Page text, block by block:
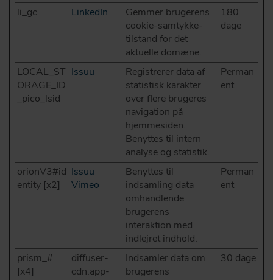
li_gc LinkedIn
Gemmer brugerens
cookie-samtykke-
tilstand for det
aktuelle domæne.
180
dage
LOCAL_ST
ORAGE_ID
_pico_lsid
Issuu
Registrerer data af
statistisk karakter
over flere brugeres
navigation på
hjemmesiden.
Benyttes til intern
analyse og statistik.
Perman
ent
orionV3#id
entity [x2]
Issuu
Vimeo
Benyttes til
indsamling data
omhandlende
brugerens
interaktion med
indlejret indhold.
Perman
ent
prism_#
[x4]
diffuser-
cdn.app-
Indsamler data om
brugerens
30 dage